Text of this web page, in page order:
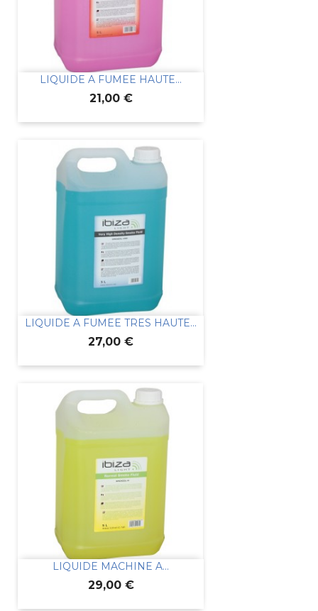
LIQUIDE A FUMEE HAUTE...
Prix
21,00 €
LIQUIDE A FUMEE TRES HAUTE...
Prix
27,00 €
LIQUIDE MACHINE A...
Prix
29,00 €